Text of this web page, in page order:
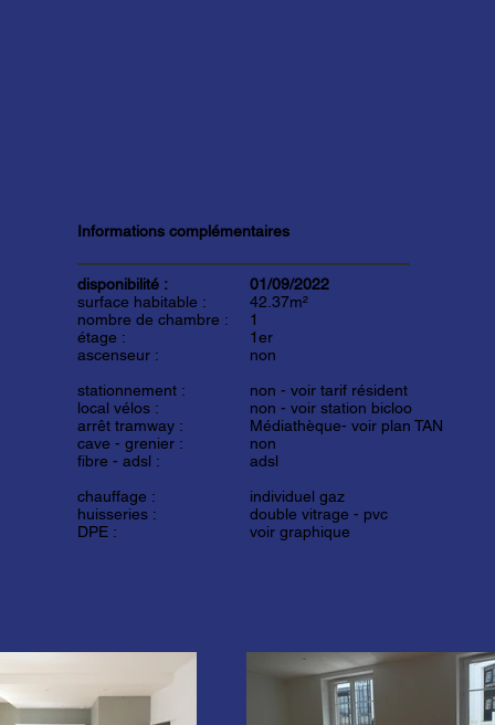
Informations complémentaires
disponibilité :
surface habitable :
nombre de chambre :
étage :
ascenseur :
stationnement :
local vélos :
arrêt tramway :
cave - grenier :
fibre - adsl :
chauffage :
huisseries :
DPE :
01/09/2022
42.37m²
1
1er
non
non - voir tarif résident
non - voir station bicloo
Médiathèque- voir plan TAN
non
adsl
individuel gaz
double vitrage - pvc
voir graphique